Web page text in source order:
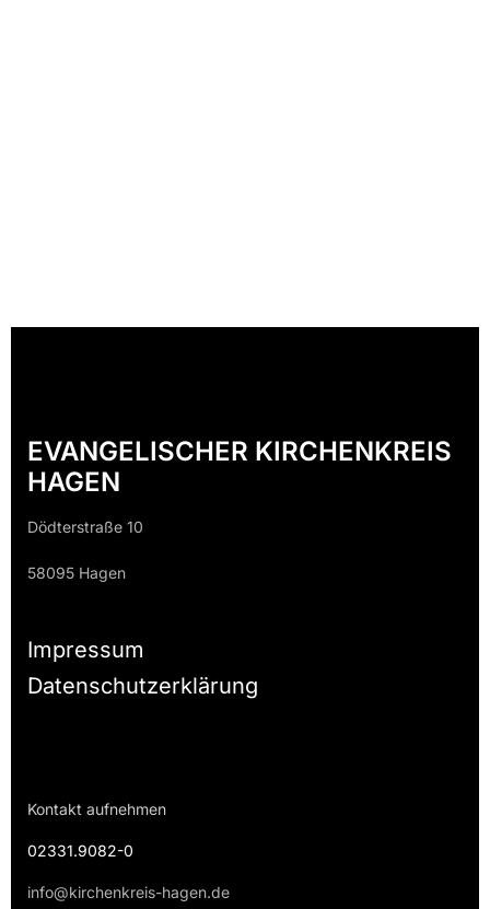
EVANGELISCHER KIRCHENKREIS
HAGEN
Dödterstraße 10
58095 Hagen
Impressum
Datenschutzerklärung
Kontakt aufnehmen
02331.9082-0
info@kirchenkreis-hagen.de